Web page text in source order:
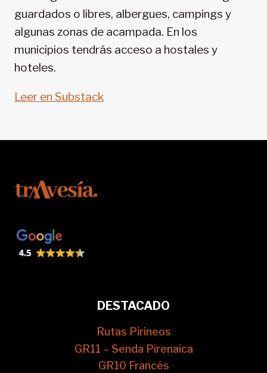
guardados o libres, albergues, campings y
algunas zonas de acampada. En los
municipios tendrás acceso a hostales y
hoteles.
Leer en Substack
DESTACADO
Rutas Pirineos
GR11 – Senda Pirenaica
GR10 Francés